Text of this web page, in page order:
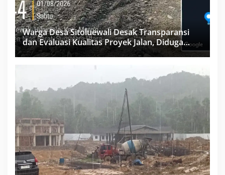
Warga Desa Sitoluewali Desak Transparansi
dan Evaluasi Kualitas Proyek Jalan, Diduga
Minim Informasi